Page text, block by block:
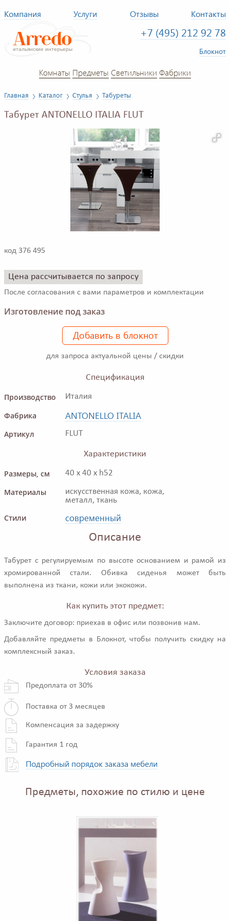
Компания Услуги Отзывы Контакты
+7 (495) 212 92 78
Блокнот
Комнаты Предметы Светильники Фабрики
Главная Каталог Стулья Табуреты
Табурет ANTONELLO ITALIA FLUT
код 376 495
Цена рассчитывается по запросу
После согласования с вами параметров и комплектации
Изготовление под заказ
Добавить в блокнот
для запроса актуальной цены / скидки
Спецификация
Производство
Италия
Фабрика ANTONELLO ITALIA
Артикул FLUT
Характеристики
Размеры, см
40 x 40 x h52
Материалы
искусственная кожа, кожа,
металл, ткань
Стили современный
Описание
Табурет с регулируемым по высоте основанием и рамой из
хромированной стали. Обивка сиденья может быть
выполнена из ткани, кожи или экокожи.
Как купить этот предмет:
Заключите договор: приехав в офис или позвонив нам.
Добавляйте предметы в Блокнот, чтобы получить скидку на
комплексный заказ.
Условия заказа
Предоплата от 30%
Поставка от 3 месяцев
Компенсация за задержку
Гарантия 1 год
Подробный порядок заказа мебели
Предметы, похожие по стилю и цене